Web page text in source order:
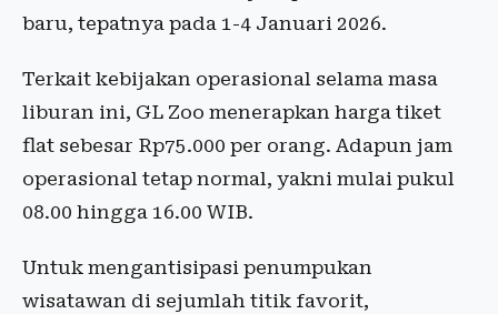
baru, tepatnya pada 1-4 Januari 2026.
Terkait kebijakan operasional selama masa
liburan ini, GL Zoo menerapkan harga tiket
flat sebesar Rp75.000 per orang. Adapun jam
operasional tetap normal, yakni mulai pukul
08.00 hingga 16.00 WIB.
Untuk mengantisipasi penumpukan
wisatawan di sejumlah titik favorit,